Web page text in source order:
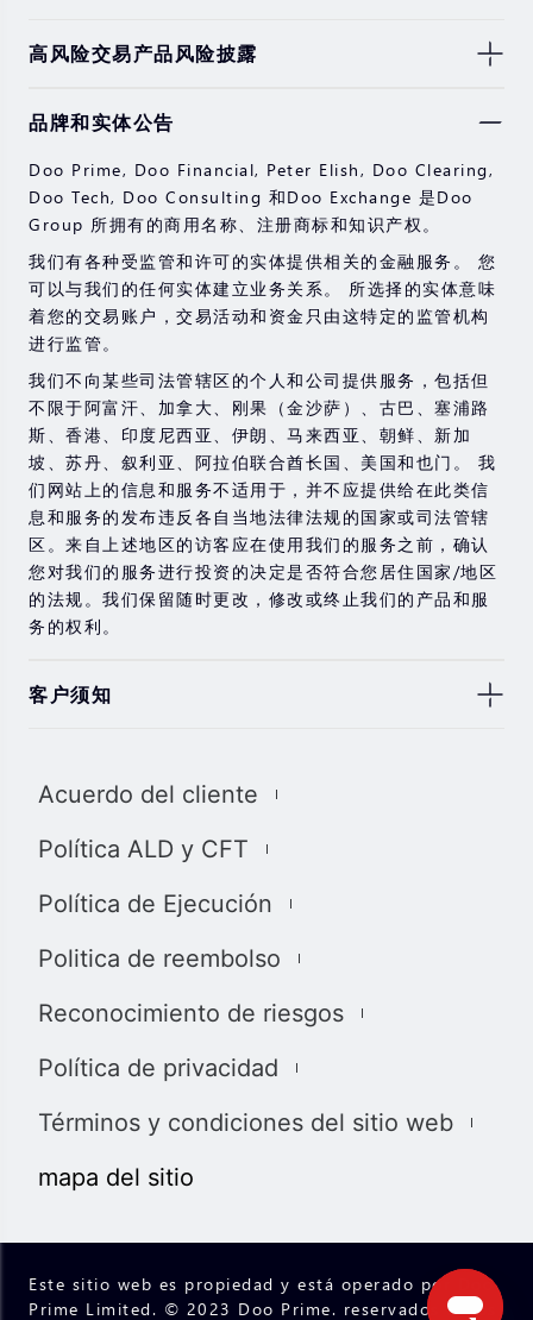
高风险交易产品风险披露
券，期货，差价合约和其他金融产品交易涉及高风险，可
过去的投资表现并不代表其未来的表现。
在与我们进行任何交易之前，请确保您完全了解使用相应
金融工具进行交易的风险。 如果您不了解此处说明的风
险，则应寻求独立的专业建议。
品牌和实体公告
Doo Prime, Doo Financial, Peter Elish, Doo Clearing,
Doo Tech, Doo Consulting 和Doo Exchange 是Doo
Group 所拥有的商用名称、注册商标和知识产权。
我们有各种受监管和许可的实体提供相关的金融服务。 您
可以与我们的任何实体建立业务关系。 所选择的实体意味
着您的交易账户，交易活动和资金只由这特定的监管机构
进行监管。
我们不向某些司法管辖区的个人和公司提供服务，包括但
不限于阿富汗、加拿大、刚果（金沙萨）、古巴、塞浦路
斯、香港、印度尼西亚、伊朗、马来西亚、朝鲜、新加
坡、苏丹、叙利亚、阿拉伯联合酋长国、美国和也门。 我
们网站上的信息和服务不适用于，并不应提供给在此类信
息和服务的发布违反各自当地法律法规的国家或司法管辖
区。来自上述地区的访客应在使用我们的服务之前，确认
您对我们的服务进行投资的决定是否符合您居住国家/地区
的法规。我们保留随时更改，修改或终止我们的产品和服
务的权利。
客户须知
息，材料或第三方材料（“材料”）仅供参考。 该材料仅被
的投资建议和/或投资推荐。 尽管我们已尽一切合理的努力
和保证，如果所提供信息的任何不准确和不完整，我们也
损失或损害赔偿。 未经我们的同意，您只能将该材料用于
我们使用我们网站上的cookies来根据您的喜好自定义我们
网站上显示的信息和体验。 通过访问本网站，您承认您已
经阅读并同意上述详细信息，并同意我们使用cookies。
我们完全遵守司法管辖区中所有适用的法律和法规。 您有
责任确定并确保您的投资符合您的要求。您承诺将承担投
资和交易的所有后果。
Acuerdo del cliente
Política ALD y CFT
Política de Ejecución
Politica de reembolso
Reconocimiento de riesgos
Política de privacidad
Términos y condiciones del sitio web
mapa del sitio
Este sitio web es propiedad y está operado por Doo
Prime Limited. © 2023 Doo Prime. reservados todos